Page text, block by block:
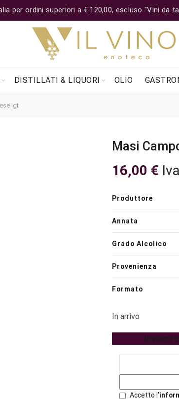
per ordini superiori a € 120,00, escluso "Vini da
DISTILLATI & LIQUORI OLIO
Igt
Masi
16,00 €
Produttore
Annata
Grado Alcolico
Provenienza
Formato
In arrivo
Inviami
Accetto l'